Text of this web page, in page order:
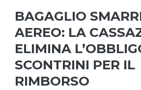
BAGAGLIO
AEREO: LA
ELIMINA
SCONTRINI PER IL
RIMBORSO